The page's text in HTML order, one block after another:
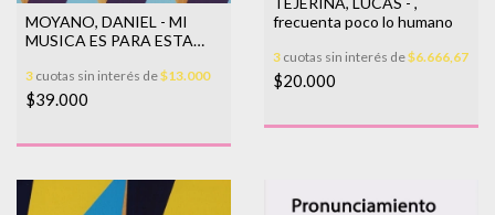
MOYANO, DANIEL - MI
MUSICA ES PARA ESTA
3 cuotas sin interés de$13.000
$39.000
frecuenta poco lo humano
3 cuotas sin interés de$6.666,67
$20.000